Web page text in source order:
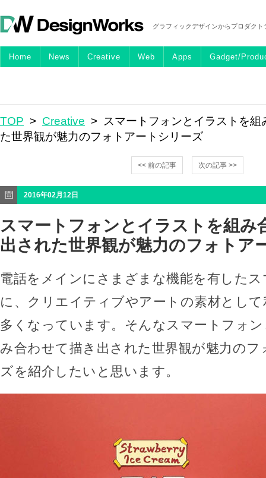
グラフィックデザインからプロダク
Home News Creative Web Apps Gadget/
TOP > Creative > スマートフォンとイラストを組
た世界観が魅力のフォトアートシリーズ
<< 前の記事 次の記事 >>
2016年02月12日
スマートフォンとイラストを組み
出された世界観が魅力のフォトア
電話をメインにさまざまな機能を有した
に、クリエイティブやアートの素材とし
多くなっています。そんなスマートフォ
み合わせて描き出された世界観が魅力の
ズを紹介したいと思います。